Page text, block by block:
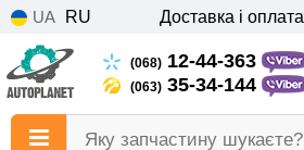
UA RU Доставка і оплата
(068) 12-44-363
(063) 35-34-144
Яку запчастину шукаєте?